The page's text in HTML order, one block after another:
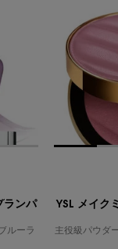
ランパ
ルーラ
YSL メイク
主役級パウダ